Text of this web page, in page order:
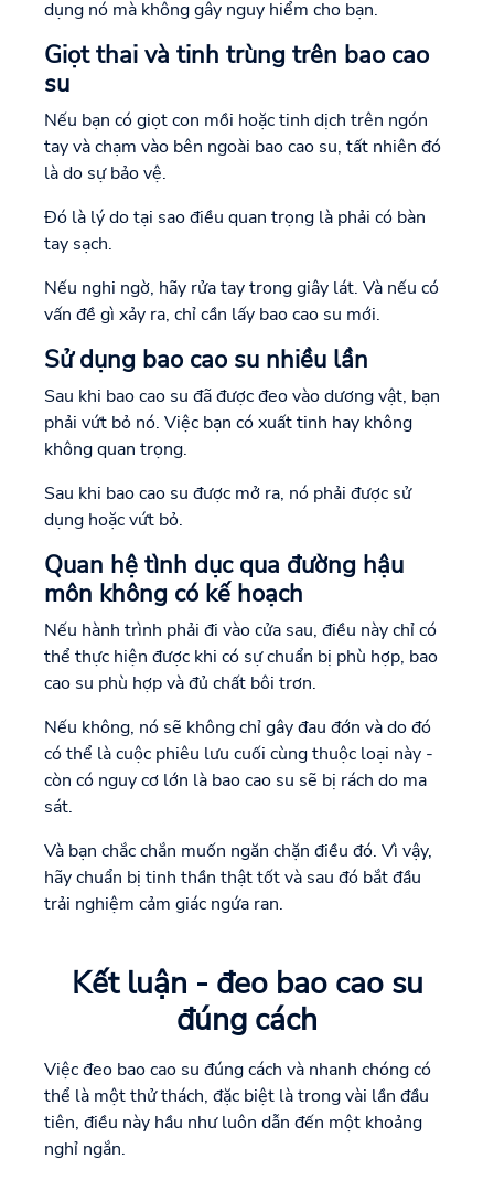
dụng nó mà không gây nguy hiểm cho bạn.
Giọt thai và tinh trùng trên bao cao
su
Nếu bạn có giọt con mồi hoặc tinh dịch trên ngón
tay và chạm vào bên ngoài bao cao su, tất nhiên đó
là do sự bảo vệ.
Đó là lý do tại sao điều quan trọng là phải có bàn
tay sạch.
Nếu nghi ngờ, hãy rửa tay trong giây lát. Và nếu có
vấn đề gì xảy ra, chỉ cần lấy bao cao su mới.
Sử dụng bao cao su nhiều lần
Sau khi bao cao su đã được đeo vào dương vật, bạn
phải vứt bỏ nó. Việc bạn có xuất tinh hay không
không quan trọng.
Sau khi bao cao su được mở ra, nó phải được sử
dụng hoặc vứt bỏ.
Quan hệ tình dục qua đường hậu
môn không có kế hoạch
Nếu hành trình phải đi vào cửa sau, điều này chỉ có
thể thực hiện được khi có sự chuẩn bị phù hợp, bao
cao su phù hợp và đủ chất bôi trơn.
Nếu không, nó sẽ không chỉ gây đau đớn và do đó
có thể là cuộc phiêu lưu cuối cùng thuộc loại này -
còn có nguy cơ lớn là bao cao su sẽ bị rách do ma
sát.
Và bạn chắc chắn muốn ngăn chặn điều đó. Vì vậy,
hãy chuẩn bị tinh thần thật tốt và sau đó bắt đầu
trải nghiệm cảm giác ngứa ran.
Kết luận - đeo bao cao su
đúng cách
Việc đeo bao cao su đúng cách và nhanh chóng có
thể là một thử thách, đặc biệt là trong vài lần đầu
tiên, điều này hầu như luôn dẫn đến một khoảng
nghỉ ngắn.